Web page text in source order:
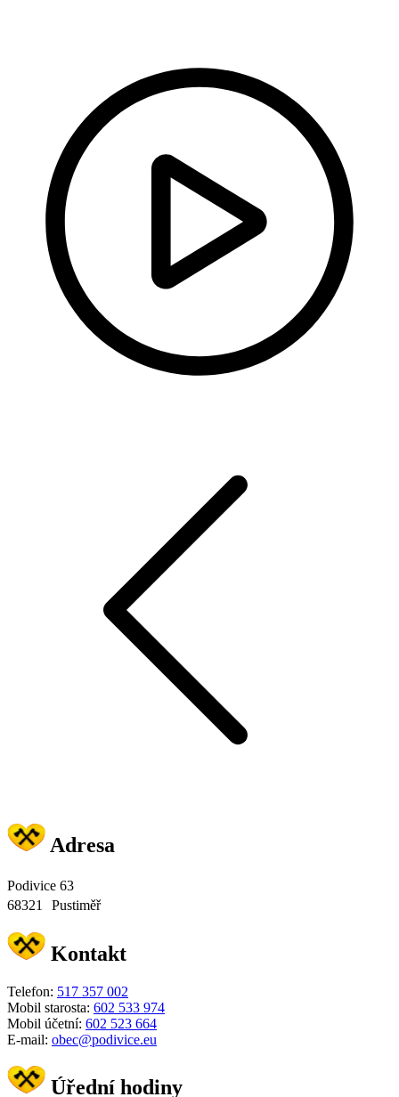
Adresa
Podivice 63
68321 Pustiměř
Kontakt
Telefon: 517 357 002
Mobil starosta: 602 533 974
Mobil účetní: 602 523 664
E-mail: obec@podivice.eu
Úřední hodiny